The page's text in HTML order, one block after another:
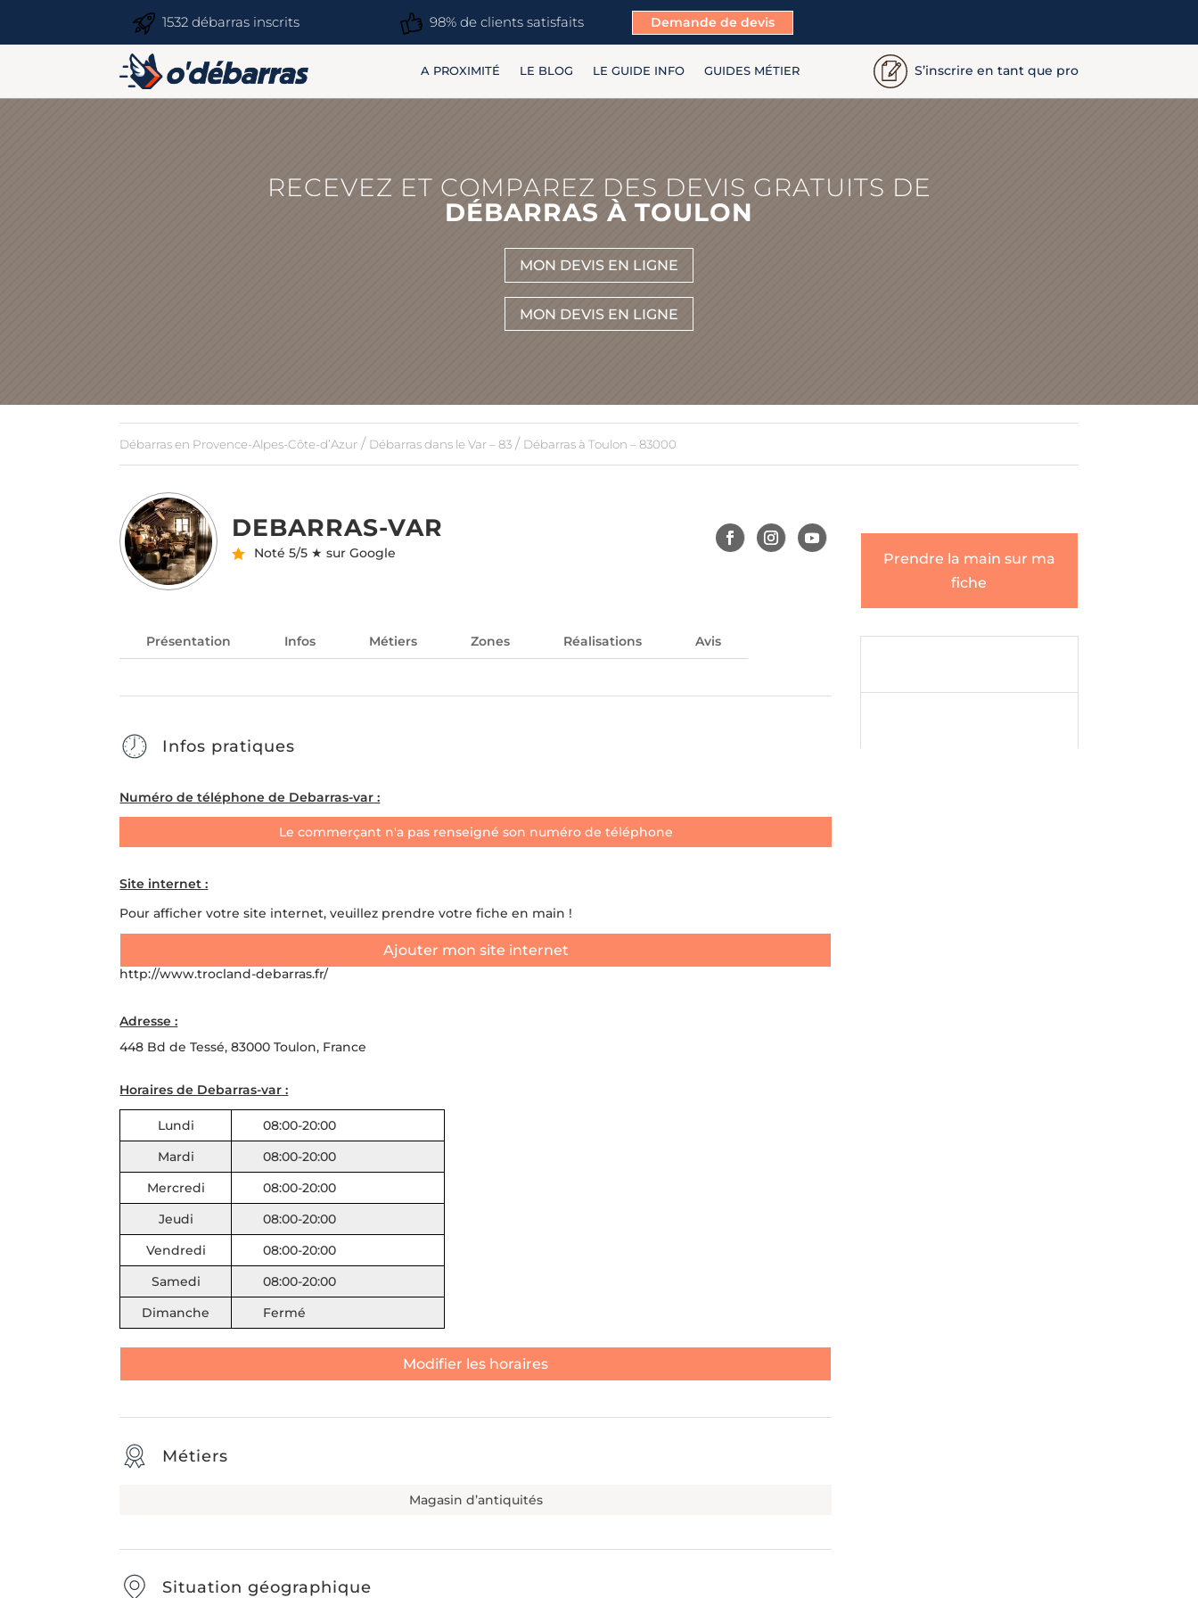
1532 débarras inscrits 98% de clients satisfaits Demande de devis
A PROXIMITÉ LE BLOG LE GUIDE INFO GUIDES MÉTIER S’inscrire en tant que pro
RECEVEZ ET COMPAREZ DES DEVIS GRATUITS DE
DÉBARRAS À TOULON
MON DEVIS EN LIGNE
MON DEVIS EN LIGNE
Débarras en Provence-Alpes-Côte-d’Azur / Débarras dans le Var – 83 / Débarras à Toulon – 83000
DEBARRAS-VAR
Noté5/5 ★ sur Google
Présentation Infos Métiers Zones Réalisations Avis
Infos pratiques
Numéro de téléphone de Debarras-var :
Le commerçant n'a pas renseigné son numéro de téléphone
Site internet :
Pour afficher votre site internet, veuillez prendre votre fiche en main !
Ajouter mon site internet
http://www.trocland-debarras.fr/
Adresse :
448 Bd de Tessé, 83000 Toulon, France
Horaires de Debarras-var :
Lundi
08:00-20:00
Mardi
08:00-20:00
Mercredi
08:00-20:00
Jeudi
08:00-20:00
Vendredi
08:00-20:00
Samedi
08:00-20:00
Dimanche
Fermé
Modifier les horaires
Métiers
Magasin d’antiquités
Situation géographique
Prendre la main sur ma
fiche